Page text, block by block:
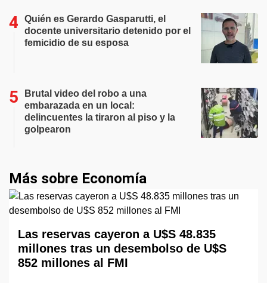
Quién es Gerardo Gasparutti, el
docente universitario detenido por el
femicidio de su esposa
Brutal video del robo a una
embarazada en un local:
delincuentes la tiraron al piso y la
golpearon
Más sobre Economía
Las reservas cayeron a U$S 48.835
millones tras un desembolso de U$S
852 millones al FMI